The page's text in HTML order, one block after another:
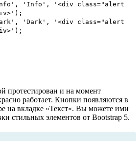
'Info', 'Info', '<div class="alert
'Dark', '<div class="alert
протестирован и на момент
работает. Кнопки появляются в
на вкладке «Текст». Вы можете ими
стильных элементов от Bootstrap 5.